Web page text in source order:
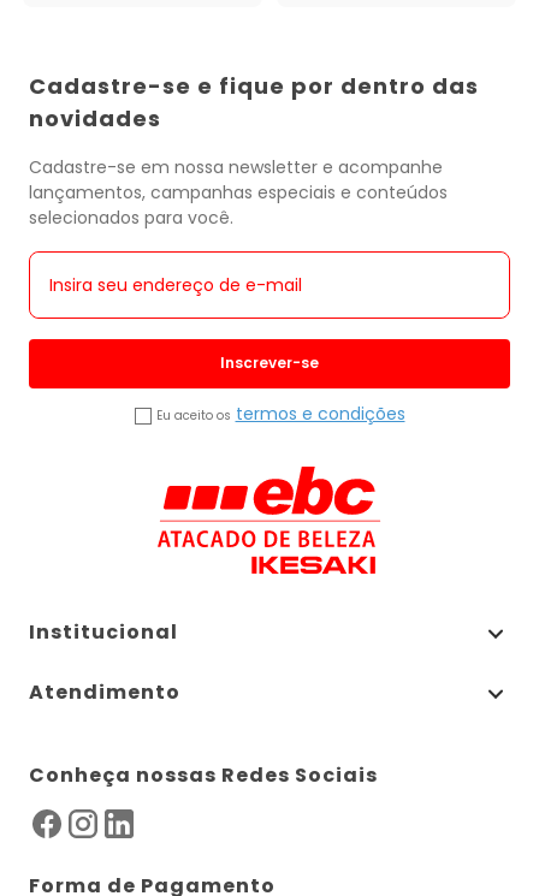
Cadastre-se e fique por dentro das
novidades
Cadastre-se em nossa newsletter e acompanhe
lançamentos, campanhas especiais e conteúdos
selecionados para você.
Inscrever-se
Eu aceito os termos e condições
Institucional
Atendimento
Conheça nossas Redes Sociais
Forma de Pagamento